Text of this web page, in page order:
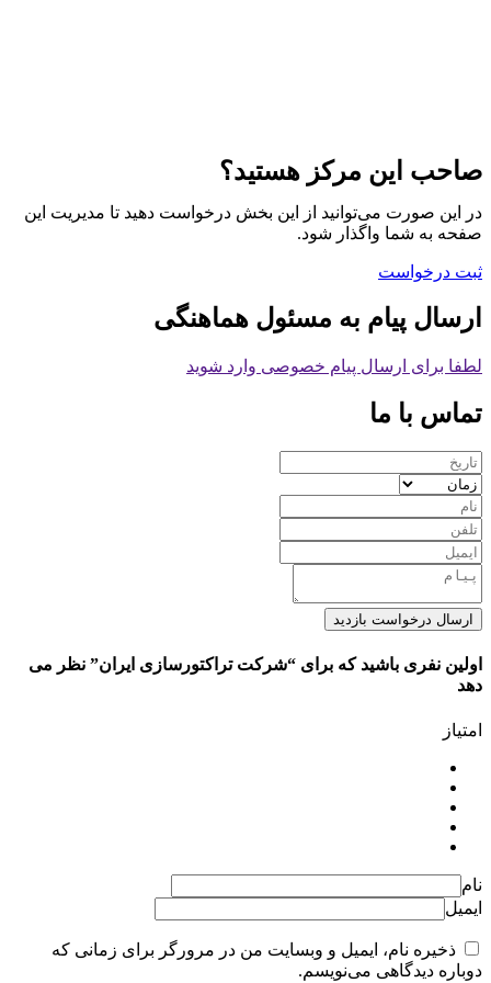
صاحب این مرکز هستید؟
در این صورت می‌توانید از این بخش درخواست دهید تا مدیریت این
صفحه به شما واگذار شود.
ثبت درخواست
ارسال پیام به مسئول هماهنگی
لطفا برای ارسال پیام خصوصی وارد شوید
تماس با ما
ارسال درخواست بازدید
اولین نفری باشید که برای “شرکت تراکتورسازی ایران” نظر می
دهد
امتیاز
نام
ایمیل
ذخیره نام، ایمیل و وبسایت من در مرورگر برای زمانی که
دوباره دیدگاهی می‌نویسم.